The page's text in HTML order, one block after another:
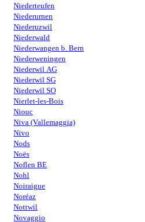
Niederteufen
Niederurnen
Niederuzwil
Niederwald
Niederwangen b. Bern
Niederweningen
Niederwil AG
Niederwil SG
Niederwil SO
Nierlet-les-Bois
Niouc
Niva (Vallemaggia)
Nivo
Nods
Noës
Noflen BE
Nohl
Noiraigue
Noréaz
Nottwil
Novaggio